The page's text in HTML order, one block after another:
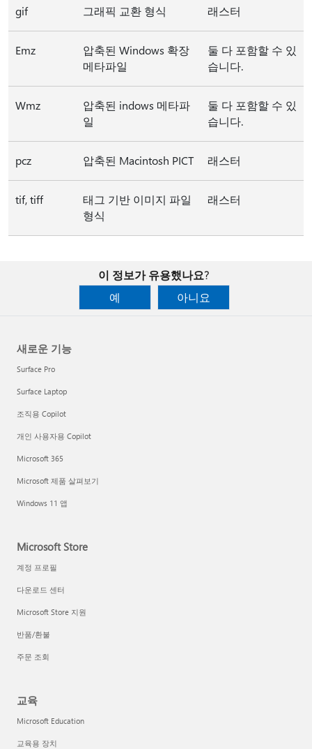
gif 그래픽 교환 형식 래스터
Emz
압축된 Windows 확장
메타파일
둘 다 포함할 수 있
습니다.
Wmz
압축된 indows 메타파
일
둘 다 포함할 수 있
습니다.
pcz 압축된 Macintosh PICT 래스터
tif, tiff
태그 기반 이미지 파일
형식
래스터
이 정보가 유용했나요?
예
아니요
새로운 기능
Surface Pro
Surface Laptop
조직용 Copilot
개인 사용자용 Copilot
Microsoft 365
Microsoft 제품 살펴보기
Windows 11 앱
Microsoft Store
계정 프로필
다운로드 센터
Microsoft Store 지원
반품/환불
주문 조회
교육
Microsoft Education
교육용 장치